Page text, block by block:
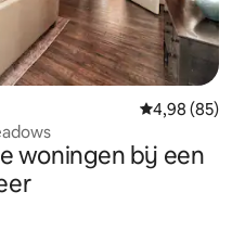
Gemiddelde
4,98 (85)
woningen bij een